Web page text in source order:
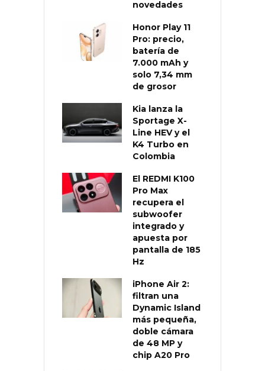
novedades
Honor Play 11
Pro: precio,
batería de
7.000 mAh y
solo 7,34 mm
de grosor
Kia lanza la
Sportage X-
Line HEV y el
K4 Turbo en
Colombia
El REDMI K100
Pro Max
recupera el
subwoofer
integrado y
apuesta por
pantalla de 185
Hz
iPhone Air 2:
filtran una
Dynamic Island
más pequeña,
doble cámara
de 48 MP y
chip A20 Pro